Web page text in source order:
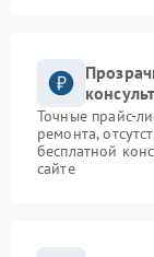
Точные прайс-
ремонта,
бесплатной
сайте